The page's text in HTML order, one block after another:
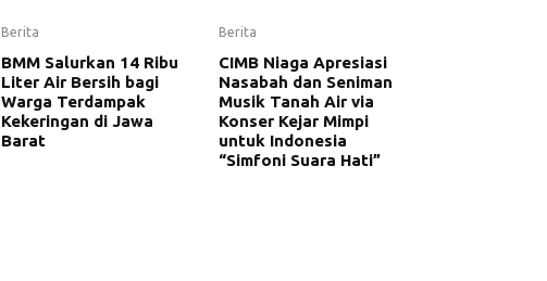
Berita
BMM Salurkan 14 Ribu
Liter Air Bersih bagi
Warga Terdampak
Kekeringan di Jawa
Barat
Berita
CIMB Niaga Apresiasi
Nasabah dan Seniman
Musik Tanah Air via
Konser Kejar Mimpi
untuk Indonesia
“Simfoni Suara Hati”